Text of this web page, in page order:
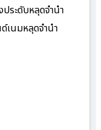
ระดับหลุดจำนำ
เนมหลุดจำนำ